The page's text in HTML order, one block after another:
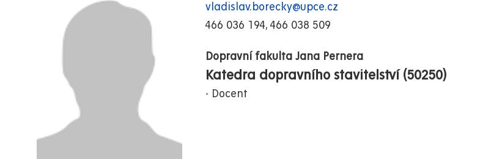
vladislav.borecky@upce.cz
466 036 194, 466 038 509
Dopravní fakulta Jana Pernera
Katedra dopravního stavitelství (50250)
Docent